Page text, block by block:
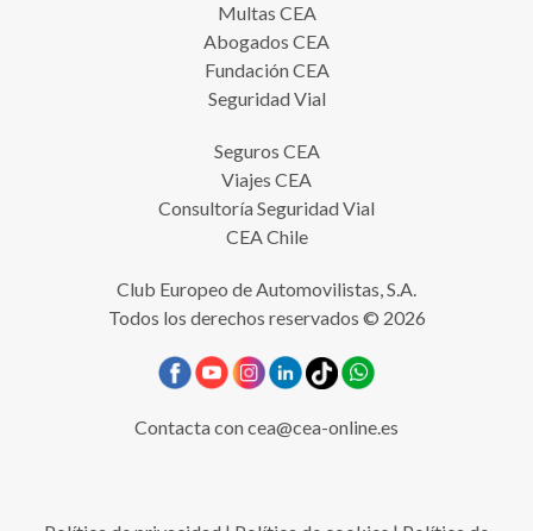
Multas CEA
Abogados CEA
Fundación CEA
Seguridad Vial
Seguros CEA
Viajes CEA
Consultoría Seguridad Vial
CEA Chile
Club Europeo de Automovilistas, S.A.
Todos los derechos reservados © 2026
Contacta concea@cea-online.es